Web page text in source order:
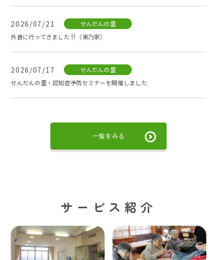
2026/07/21
せんだんの里
外食に行ってきました
（東乃家）
2026/07/17
せんだんの里
せんだんの里・認知症予防セミナーを開催しました
一覧をみる
サービス紹介